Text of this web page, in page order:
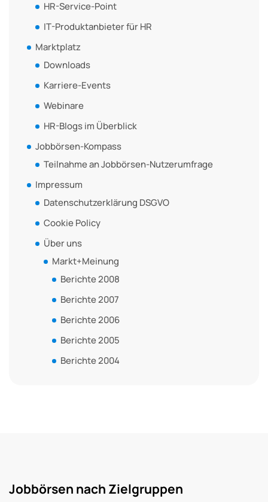
HR-Service-Point
IT-Produktanbieter für HR
Marktplatz
Downloads
Karriere-Events
Webinare
HR-Blogs im Überblick
Jobbörsen-Kompass
Teilnahme an Jobbörsen-Nutzerumfrage
Impressum
Datenschutzerklärung DSGVO
Cookie Policy
Über uns
Markt+Meinung
Berichte 2008
Berichte 2007
Berichte 2006
Berichte 2005
Berichte 2004
Jobbörsen nach Zielgruppen